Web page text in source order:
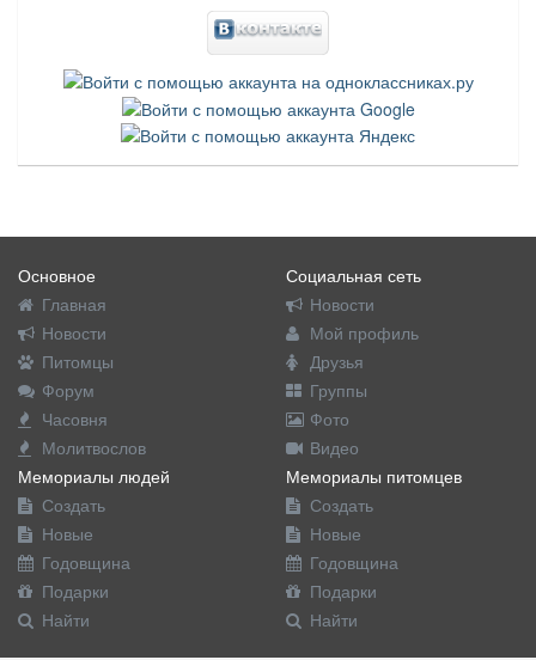
Основное
Главная
Новости
Питомцы
Форум
Часовня
Молитвослов
Социальная сеть
Новости
Мой профиль
Друзья
Группы
Фото
Видео
Мемориалы людей
Создать
Новые
Годовщина
Подарки
Найти
Мемориалы питомцев
Создать
Новые
Годовщина
Подарки
Найти